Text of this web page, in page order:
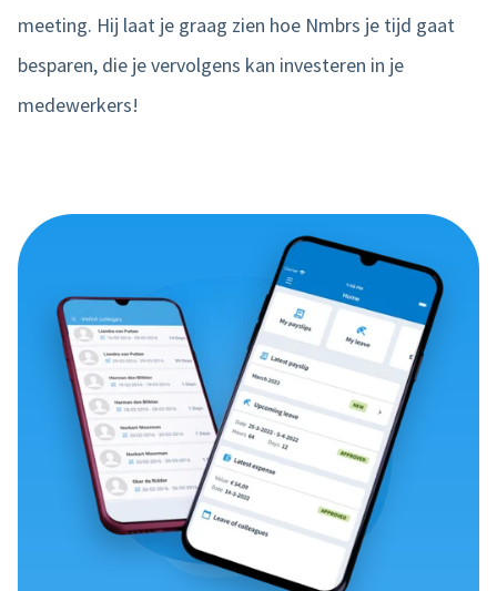
meeting. Hij laat je graag zien hoe Nmbrs je tijd gaat
besparen, die je vervolgens kan investeren in je
medewerkers!